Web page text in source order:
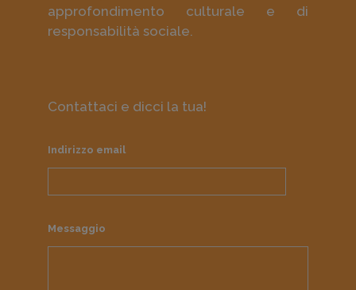
approfondimento culturale e di
responsabilità sociale.
Contattaci e dicci la tua!
Indirizzo email
Messaggio